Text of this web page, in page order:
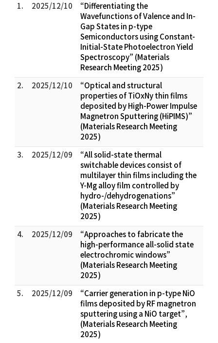
1.
2025/12/10
“Differentiating the
Wavefunctions of Valence and In-
Gap States in p-type
Semiconductors using Constant-
Initial-State Photoelectron Yield
Spectroscopy” (Materials
Research Meeting 2025)
2.
2025/12/10
“Optical and structural
properties of TiOxNy thin films
deposited by High-Power Impulse
Magnetron Sputtering (HiPIMS)”
(Materials Research Meeting
2025)
3.
2025/12/09
“All solid-state thermal
switchable devices consist of
multilayer thin films including the
Y-Mg alloy film controlled by
hydro-/dehydrogenations”
(Materials Research Meeting
2025)
4.
2025/12/09
“Approaches to fabricate the
high-performance all-solid state
electrochromic windows”
(Materials Research Meeting
2025)
5.
2025/12/09
“Carrier generation in p-type NiO
films deposited by RF magnetron
sputtering using a NiO target”,
(Materials Research Meeting
2025)